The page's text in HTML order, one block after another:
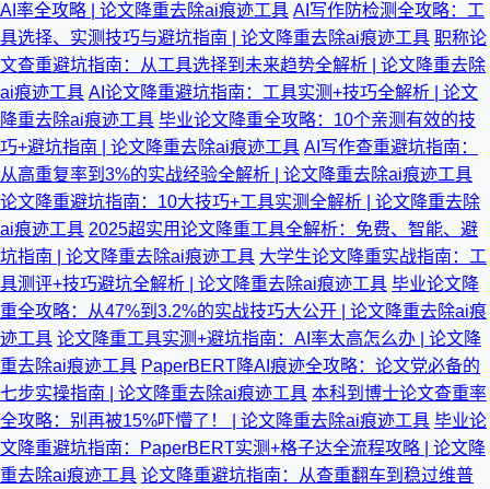
AI率全攻略 | 论文降重去除ai痕迹工具 AI写作防检测全攻略：工
具选择、实测技巧与避坑指南 | 论文降重去除ai痕迹工具 职称论
文查重避坑指南：从工具选择到未来趋势全解析 | 论文降重去除
ai痕迹工具 AI论文降重避坑指南：工具实测+技巧全解析 | 论文
降重去除ai痕迹工具 毕业论文降重全攻略：10个亲测有效的技
巧+避坑指南 | 论文降重去除ai痕迹工具 AI写作查重避坑指南：
从高重复率到3%的实战经验全解析 | 论文降重去除ai痕迹工具
论文降重避坑指南：10大技巧+工具实测全解析 | 论文降重去除
ai痕迹工具 2025超实用论文降重工具全解析：免费、智能、避
坑指南 | 论文降重去除ai痕迹工具 大学生论文降重实战指南：工
具测评+技巧避坑全解析 | 论文降重去除ai痕迹工具 毕业论文降
重全攻略：从47%到3.2%的实战技巧大公开 | 论文降重去除ai痕
迹工具 论文降重工具实测+避坑指南：AI率太高怎么办 | 论文降
重去除ai痕迹工具 PaperBERT降AI痕迹全攻略：论文党必备的
七步实操指南 | 论文降重去除ai痕迹工具 本科到博士论文查重率
全攻略：别再被15%吓懵了！ | 论文降重去除ai痕迹工具 毕业论
文降重避坑指南：PaperBERT实测+格子达全流程攻略 | 论文降
重去除ai痕迹工具 论文降重避坑指南：从查重翻车到稳过维普